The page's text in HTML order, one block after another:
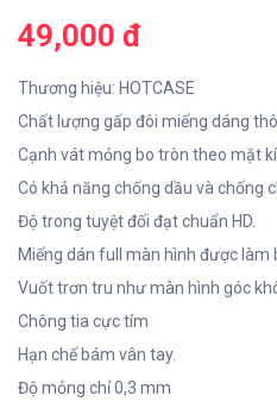
49,000 đ
Thương hiệu: HOTCASE
Chất lượng gấp đôi miếng dáng
Cạnh vát mỏng bo tròn theo mặt
Có khả năng chống dầu và chống
Độ trong tuyệt đối đạt chuẩn HD.
Miếng dán full màn hình được làm
Vuốt trơn tru như màn hình góc
Chông tia cực tím
Hạn chế bám vân tay.
Độ mỏng chỉ 0,3 mm